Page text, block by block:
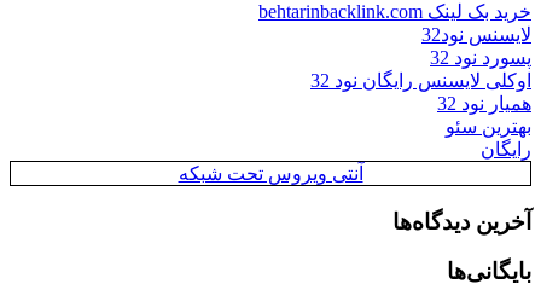
خرید بک لینک behtarinbacklink.com
لایسنس نود32
پسورد نود 32
اوکلی لایسنس رایگان نود 32
همیار نود 32
بهترین سئو
رایگان
آنتی ویروس تحت شبکه
آخرین دیدگاه‌ها
بایگانی‌ها